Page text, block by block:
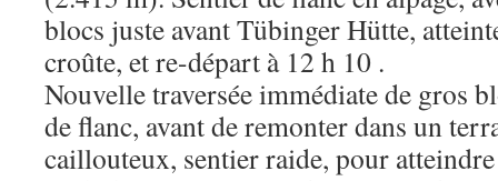
blocs juste avant Tübinger Hütte,
croûte, et re-départ à 12 h 10 .
Nouvelle traversée immédiate de gros
de flanc, avant de remonter dans un
caillouteux, sentier raide, pour